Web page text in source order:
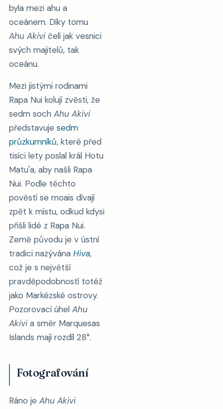
byla mezi ahu a
oceánem. Díky tomu
Ahu Akivičelí jak vesnici
svých majitelů, tak
oceánu.
Mezi jistými rodinami
Rapa Nui kolují zvěsti, že
sedm soch Ahu Akivi
představuje sedm
průzkumníků, které před
tisíci lety poslal král Hotu
Matu'a, aby našli Rapa
Nui. Podle těchto
pověstí se moais dívají
zpět k místu, odkud kdysi
přišli lidé z Rapa Nui.
Země původu je v ústní
tradici nazývána Hiva,
což je s největší
pravděpodobností totéž
jako Markézské ostrovy.
Pozorovací úhel Ahu
Akivia směr Marquesas
Islands mají rozdíl 28°.
Fotografování
Ráno je Ahu Akivi